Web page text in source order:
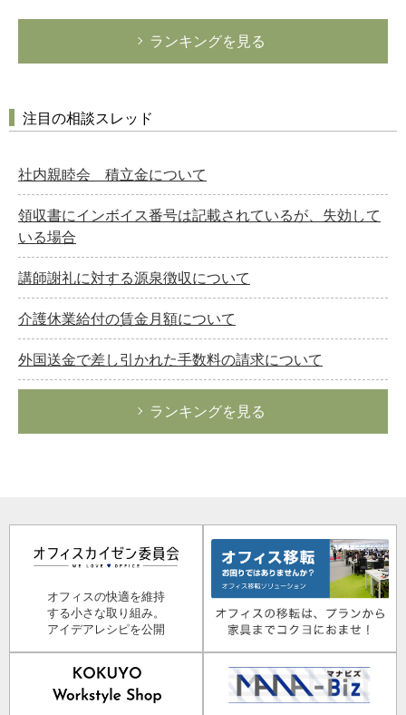
ランキングを見る
注目の相談スレッド
社内親睦会 積立金について
領収書にインボイス番号は記載されているが、失効して
いる場合
講師謝礼に対する源泉徴収について
介護休業給付の賃金月額について
外国送金で差し引かれた手数料の請求について
ランキングを見る
オフィスの快適を維持
する小さな取り組み。
アイデアレシピを公開